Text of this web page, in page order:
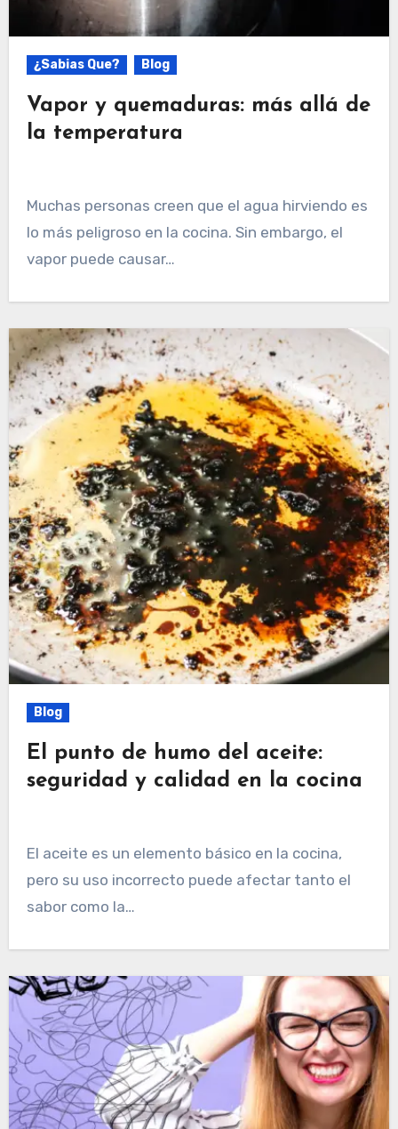
¿Sabias Que? Blog
Vapor y quemaduras: más allá de
la temperatura
Muchas personas creen que el agua hirviendo es
lo más peligroso en la cocina. Sin embargo, el
vapor puede causar…
Blog
El punto de humo del aceite:
seguridad y calidad en la cocina
El aceite es un elemento básico en la cocina,
pero su uso incorrecto puede afectar tanto el
sabor como la…